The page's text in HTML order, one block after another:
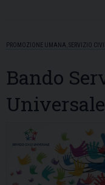
PROMOZIONE UMANA SERVIZIO
Bando